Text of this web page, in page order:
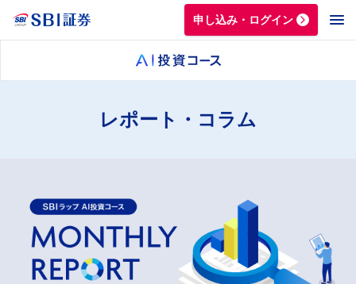
申し込み・ログイン
レポート・コラム